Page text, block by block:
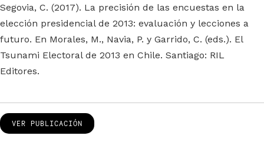
Segovia, C. (2017). La precisión de las encuestas en la
elección presidencial de 2013: evaluación y lecciones a
futuro. En Morales, M., Navia, P. y Garrido, C. (eds.). El
Tsunami Electoral de 2013 en Chile. Santiago: RIL
Editores.
VER PUBLICACIÓN